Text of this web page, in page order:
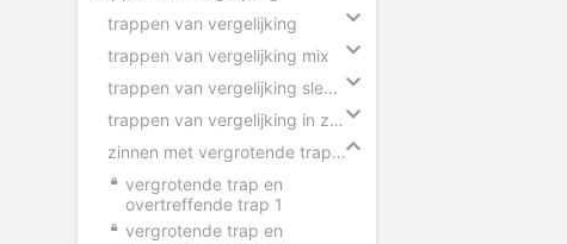
trappen van vergelijking
trappen van vergelijking mix
trappen van vergelijking slepen
trappen van vergelijking in zinnen
zinnen met vergrotende trap en overtreffende trap
vergrotende trap en
overtreffende trap 1
vergrotende trap en